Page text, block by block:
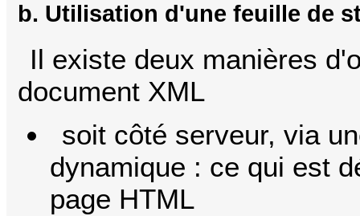
b. Utilisation d'une feuille de
Il existe deux manières
document XML
soit côté serveur, via
dynamique : ce qui est
page HTML